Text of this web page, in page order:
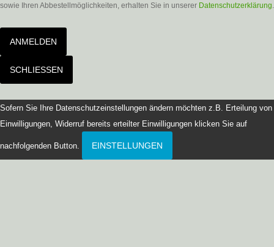
sowie Ihren Abbestellmöglichkeiten, erhalten Sie in unserer Datenschutzerklärung.
ANMELDEN
SCHLIESSEN
Sofern Sie Ihre Datenschutzeinstellungen ändern möchten z.B. Erteilung von
Einwilligungen, Widerruf bereits erteilter Einwilligungen klicken Sie auf
nachfolgenden Button. EINSTELLUNGEN